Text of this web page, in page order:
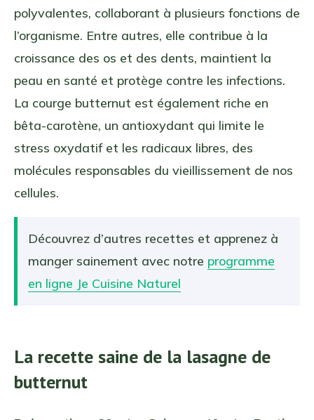
polyvalentes, collaborant à plusieurs fonctions de
l’organisme. Entre autres, elle contribue à la
croissance des os et des dents, maintient la
peau en santé et protège contre les infections.
La courge butternut est également riche en
bêta-carotène, un antioxydant qui limite le
stress oxydatif et les radicaux libres, des
molécules responsables du vieillissement de nos
cellules.
Découvrez d’autres recettes et apprenez à
manger sainement avec notre programme
en ligne Je Cuisine Naturel
La recette saine de la lasagne de
butternut